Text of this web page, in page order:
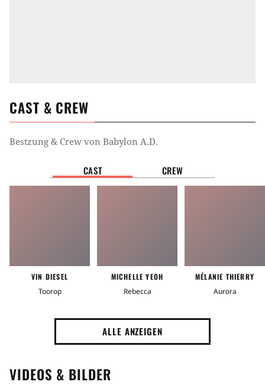
CAST & CREW
Bestzung & Crew von Babylon A.D.
CAST CREW
VIN DIESEL
Toorop
MICHELLE YEOH
Rebecca
MÉLANIE THIERRY
Aurora
ALLE ANZEIGEN
VIDEOS & BILDER